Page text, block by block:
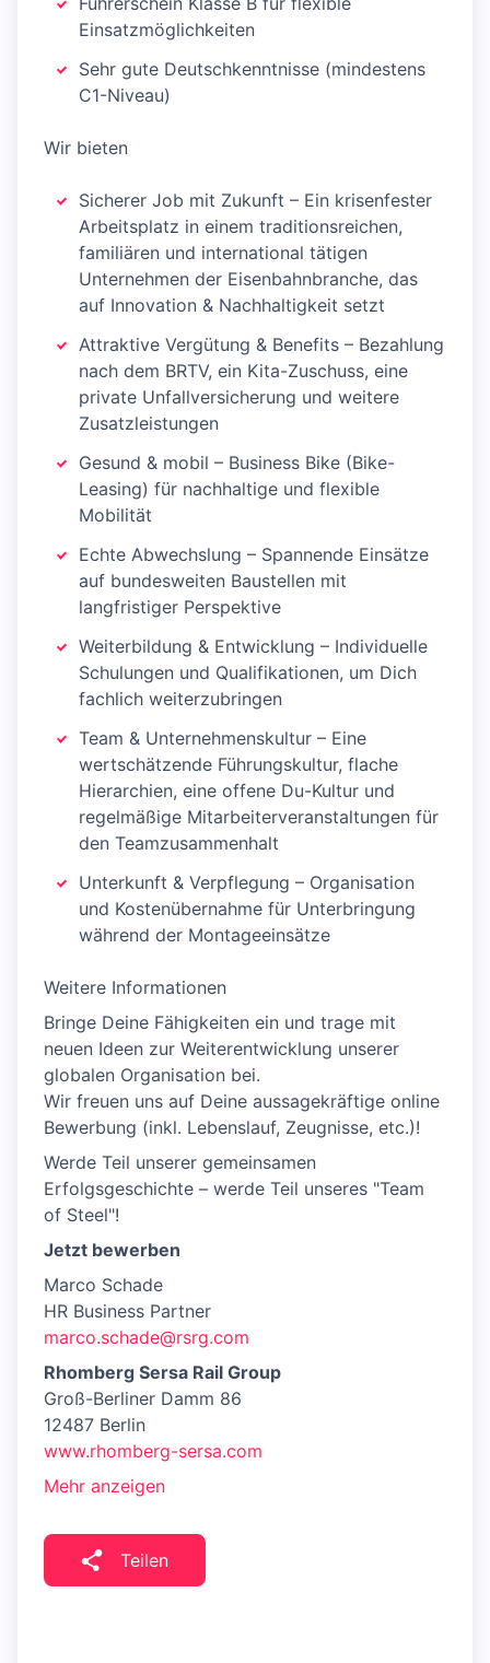
Einsatzmöglichkeiten
Sehr gute Deutschkenntnisse (mindestens
C1-Niveau)
Wir bieten
Sicherer Job mit Zukunft – Ein krisenfester
Arbeitsplatz in einem traditionsreichen,
familiären und international tätigen
Unternehmen der Eisenbahnbranche, das
auf Innovation & Nachhaltigkeit setzt
Attraktive Vergütung & Benefits – Bezahlung
nach dem BRTV, ein Kita-Zuschuss, eine
private Unfallversicherung und weitere
Zusatzleistungen
Gesund & mobil – Business Bike (Bike-
Leasing) für nachhaltige und flexible
Mobilität
Echte Abwechslung – Spannende Einsätze
auf bundesweiten Baustellen mit
langfristiger Perspektive
Weiterbildung & Entwicklung – Individuelle
Schulungen und Qualifikationen, um Dich
fachlich weiterzubringen
Team & Unternehmenskultur – Eine
wertschätzende Führungskultur, flache
Hierarchien, eine offene Du-Kultur und
regelmäßige Mitarbeiterveranstaltungen für
den Teamzusammenhalt
Unterkunft & Verpflegung – Organisation
und Kostenübernahme für Unterbringung
während der Montageeinsätze
Weitere Informationen
Bringe Deine Fähigkeiten ein und trage mit
neuen Ideen zur Weiterentwicklung unserer
globalen Organisation bei.
Wir freuen uns auf Deine aussagekräftige online
Bewerbung (inkl. Lebenslauf, Zeugnisse, etc.)!
Werde Teil unserer gemeinsamen
Erfolgsgeschichte – werde Teil unseres "Team
of Steel"!
Jetzt bewerben
Marco Schade
HR Business Partner
marco.schade@rsrg.com
Rhomberg Sersa Rail Group
Groß-Berliner Damm 86
12487 Berlin
www.rhomberg-sersa.com
Mehr anzeigen
Teilen